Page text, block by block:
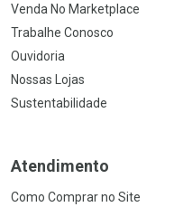
Venda No Marketplace
Trabalhe Conosco
Ouvidoria
Nossas Lojas
Sustentabilidade
Atendimento
Como Comprar no Site